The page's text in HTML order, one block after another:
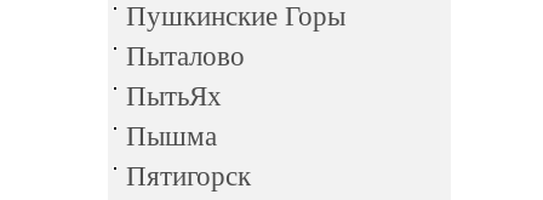
Пушкинские Горы
Пыталово
ПытьЯх
Пышма
Пятигорск